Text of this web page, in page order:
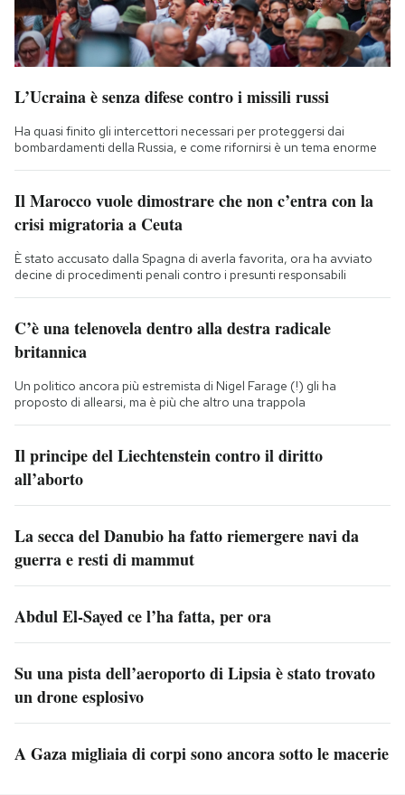
L’Ucraina è senza difese contro i missili russi
Ha quasi finito gli intercettori necessari per proteggersi dai
bombardamenti della Russia, e come rifornirsi è un tema enorme
Il Marocco vuole dimostrare che non c’entra con la
crisi migratoria a Ceuta
È stato accusato dalla Spagna di averla favorita, ora ha avviato
decine di procedimenti penali contro i presunti responsabili
C’è una telenovela dentro alla destra radicale
britannica
Un politico ancora più estremista di Nigel Farage (!) gli ha
proposto di allearsi, ma è più che altro una trappola
Il principe del Liechtenstein contro il diritto
all’aborto
La secca del Danubio ha fatto riemergere navi da
guerra e resti di mammut
Abdul El-Sayed ce l’ha fatta, per ora
Su una pista dell’aeroporto di Lipsia è stato trovato
un drone esplosivo
A Gaza migliaia di corpi sono ancora sotto le macerie